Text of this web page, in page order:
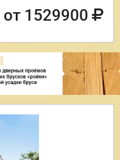
от 1529900